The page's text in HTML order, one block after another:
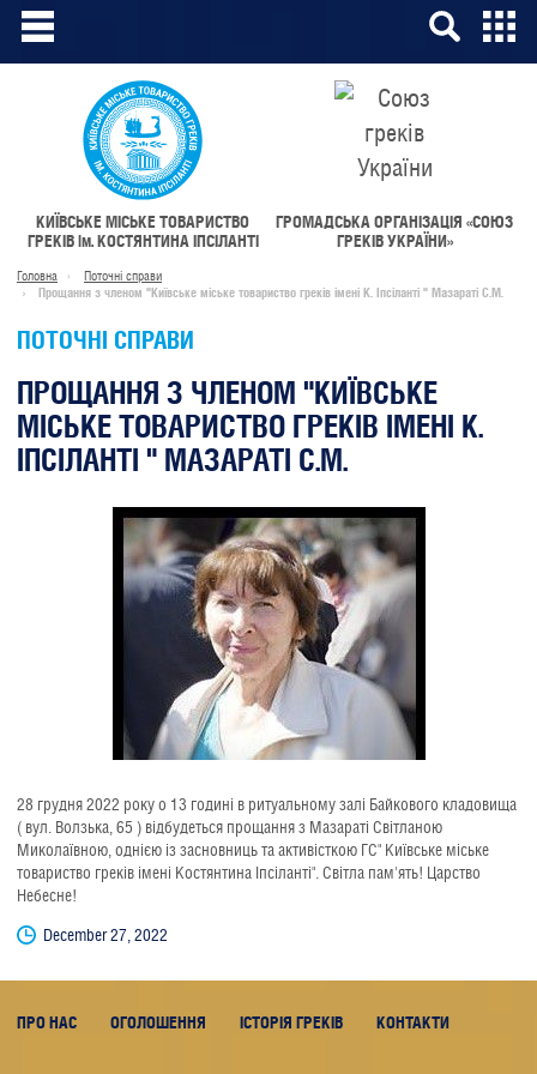
КИЇВСЬКЕ МІСЬКЕ ТОВАРИСТВО
ГРЕКІВім.КОСТЯНТИНА ІПСІЛАНТІ
ГРОМАДСЬКА ОРГАНІЗАЦІЯ «СОЮЗ
ГРЕКІВ УКРАЇНИ»
Головна
Поточні справи
Прощання з членом "Київське міське товариство греків імені К. Іпсіланті " Мазараті С.М.
ПОТОЧНІ СПРАВИ
ПРОЩАННЯ З ЧЛЕНОМ "КИЇВСЬКЕ
МІСЬКЕ ТОВАРИСТВО ГРЕКІВ ІМЕНІ К.
ІПСІЛАНТІ " МАЗАРАТІ С.М.
28 грудня 2022 року о 13 годині в ритуальному залі Байкового кладовища
( вул. Волзька, 65 ) відбудеться прощання з Мазараті Світланою
Миколаївною, однією із засновниць та активісткою ГС" Київське міське
товариство греків імені Костянтина Іпсіланті". Світла пам'ять! Царство
Небесне!
December 27, 2022
ПРО НАС ОГОЛОШЕННЯ ІСТОРІЯ ГРЕКІВ КОНТАКТИ